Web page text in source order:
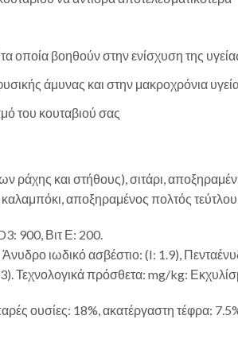
οποία βοηθούν στην ενίσχυση της
άμυνας και στην μακροχρόνια
του κουταβιού σας
και στήθους), σιτάρι,
αποξηραμένος πολτός
900, Βιτ Ε: 200.
ιωδικό ασβέστιο: (I: 1.9),
Τεχνολογικά πρόσθετα: mg/kg:
ουσίες: 18%, ακατέργαστη τέφρα: